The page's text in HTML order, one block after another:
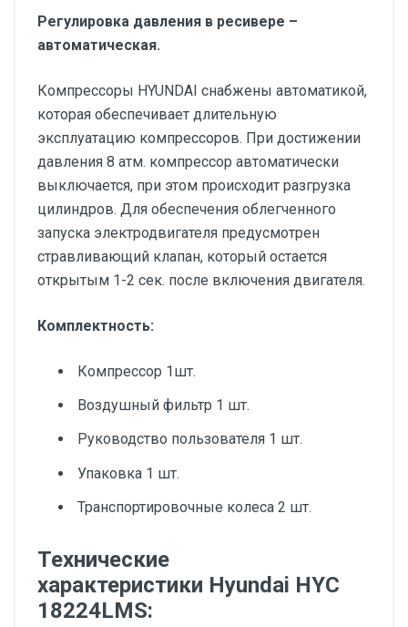
Регулировка давления в ресивере –
автоматическая.
Компрессоры HYUNDAI снабжены автоматикой,
которая обеспечивает длительную
эксплуатацию компрессоров. При достижении
давления 8 атм. компрессор автоматически
выключается, при этом происходит разгрузка
цилиндров. Для обеспечения облегченного
запуска электродвигателя предусмотрен
стравливающий клапан, который остается
открытым 1-2 сек. после включения двигателя.
Комплектность:
Компрессор 1шт.
Воздушный фильтр 1 шт.
Руководство пользователя 1 шт.
Упаковка 1 шт.
Транспортировочные колеса 2 шт.
Технические
характеристики Hyundai HYC
18224LMS: